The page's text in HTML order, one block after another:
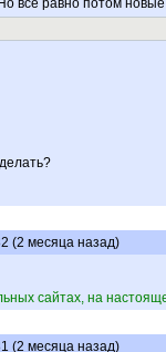
все равно потом
(2 месяца назад)
сайтах, на
(2 месяца назад)